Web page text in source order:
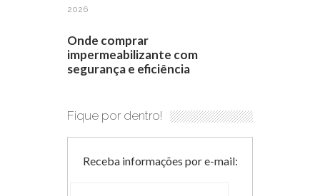
2026
Onde comprar
impermeabilizante com
segurança e eficiência
Fique por dentro!
Receba informações por e-mail: